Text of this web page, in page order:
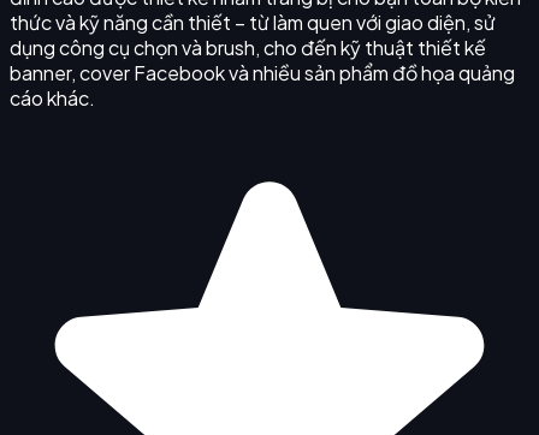
thức và kỹ năng cần thiết – từ làm quen với giao diện, sử
dụng công cụ chọn và brush, cho đến kỹ thuật thiết kế
banner, cover Facebook và nhiều sản phẩm đồ họa quảng
cáo khác.